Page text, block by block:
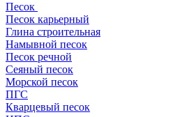
Песок
Песок карьерный
Глина строительная
Намывной песок
Песок речной
Сеяный песок
Морской песок
ПГС
Кварцевый песок